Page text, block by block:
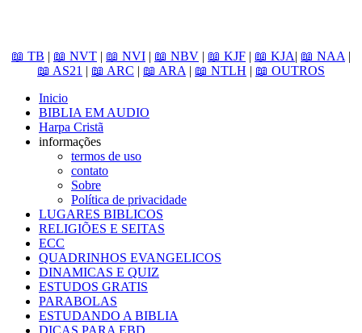
📖 TB | 📖 NVT | 📖 NVI | 📖 NBV | 📖 KJF | 📖 KJA| 📖 NAA |
📖 AS21 | 📖 ARC | 📖 ARA | 📖 NTLH | 📖 OUTROS
Inicio
BIBLIA EM AUDIO
Harpa Cristã
informações
termos de uso
contato
Sobre
Política de privacidade
LUGARES BIBLICOS
RELIGIÕES E SEITAS
ECC
QUADRINHOS EVANGELICOS
DINAMICAS E QUIZ
ESTUDOS GRATIS
PARABOLAS
ESTUDANDO A BIBLIA
DICAS PARA EBD